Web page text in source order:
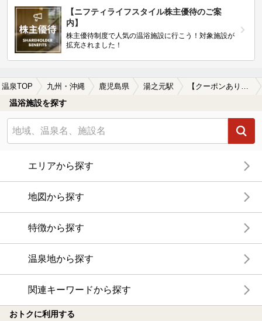
【ニフティライフスタイル株主優待のご案
内】
株主優待制度で人気の温浴施設に行こう！対象施設が
拡充されました！
温泉TOP 九州・沖縄 鹿児島県 湯之元駅
温浴施設を探す
エリアから探す
地図から探す
特徴から探す
温泉地から探す
関連キーワードから探す
おトクに利用する